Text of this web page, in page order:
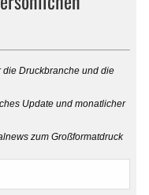
die Druckbranche und die
Update und monatlicher
zum Großformatdruck